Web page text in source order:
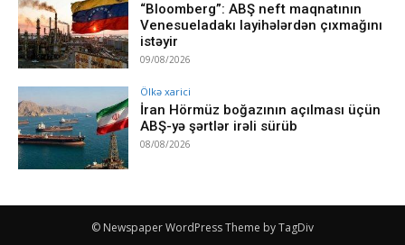
“Bloomberg”: ABŞ neft maqnatının
Venesueladakı layihələrdən çıxmağını
istəyir
09/08/2026
Ölkə xarici
İran Hörmüz boğazının açılması üçün
ABŞ-yə şərtlər irəli sürüb
08/08/2026
© Newspaper WordPress Theme by TagDiv